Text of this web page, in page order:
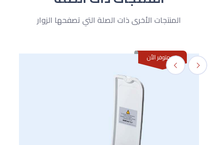
المنتجات الأخرى ذات الصلة التي تصفحها الزوار
غير متوفر الأن